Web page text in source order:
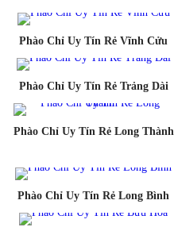
Phào Chỉ Uy Tín Rẻ Vĩnh Cửu
Phào Chỉ Uy Tín Rẻ Trảng Dài
Phào Chỉ Uy Tín Rẻ Long Thành
Phào Chỉ Uy Tín Rẻ Long Bình